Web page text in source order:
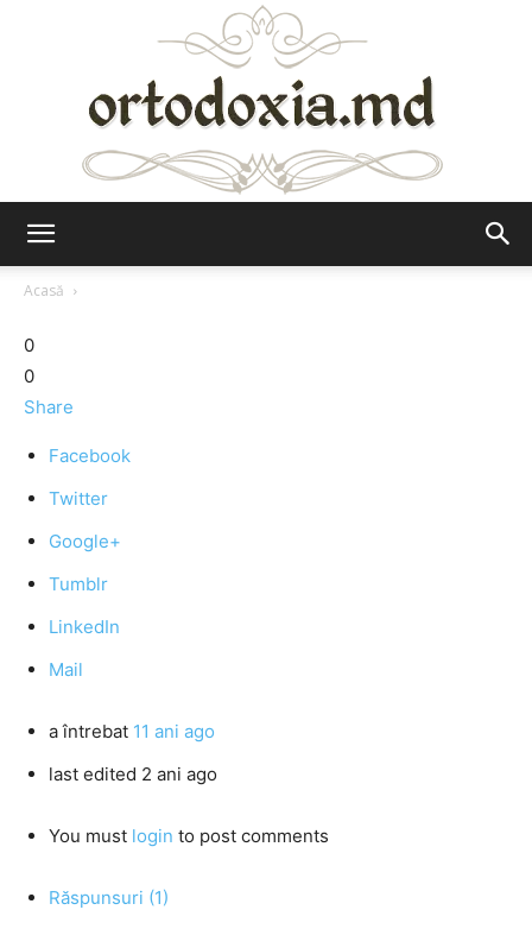
Acasă
0
0
Share
Facebook
Twitter
Google+
Tumblr
LinkedIn
Mail
a întrebat 11 ani ago
last edited 2 ani ago
You must login to post comments
Răspunsuri (1)